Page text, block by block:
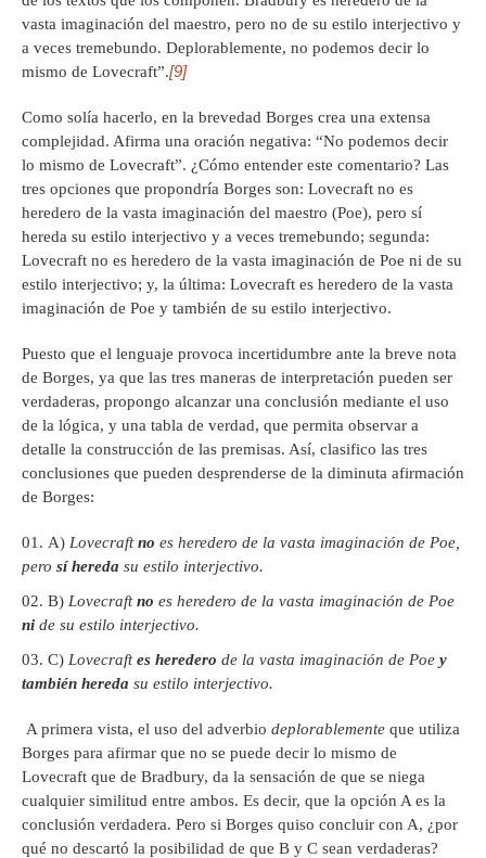
vasta imaginación del maestro, pero no de su estilo interjectivo y
a veces tremebundo. Deplorablemente, no podemos decir lo
mismo de Lovecraft”.[9]
Como solía hacerlo, en la brevedad Borges crea una extensa
complejidad. Afirma una oración negativa: “No podemos decir
lo mismo de Lovecraft”. ¿Cómo entender este comentario? Las
tres opciones que propondría Borges son: Lovecraft no es
heredero de la vasta imaginación del maestro (Poe), pero sí
hereda su estilo interjectivo y a veces tremebundo; segunda:
Lovecraft no es heredero de la vasta imaginación de Poe ni de su
estilo interjectivo; y, la última: Lovecraft es heredero de la vasta
imaginación de Poe y también de su estilo interjectivo.
Puesto que el lenguaje provoca incertidumbre ante la breve nota
de Borges, ya que las tres maneras de interpretación pueden ser
verdaderas, propongo alcanzar una conclusión mediante el uso
de la lógica, y una tabla de verdad, que permita observar a
detalle la construcción de las premisas. Así, clasifico las tres
conclusiones que pueden desprenderse de la diminuta afirmación
de Borges:
A) Lovecraftno es heredero de la vasta imaginación de Poe,
pero sí hereda su estilo interjectivo.
B) Lovecraftno es heredero de la vasta imaginación de Poe
ni de su estilo interjectivo.
C) Lovecraftes heredero de la vasta imaginación de Poe y
también hereda su estilo interjectivo.
A primera vista, el uso del adverbio deplorablemente que utiliza
Borges para afirmar que no se puede decir lo mismo de
Lovecraft que de Bradbury, da la sensación de que se niega
cualquier similitud entre ambos. Es decir, que la opción A es la
conclusión verdadera. Pero si Borges quiso concluir con A, ¿por
qué no descartó la posibilidad de que B y C sean verdaderas?